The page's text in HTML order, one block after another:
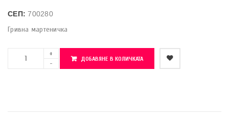
СЕП:700280
Гривна мартеничка
ДОБАВЯНЕ В КОЛИЧКАТА